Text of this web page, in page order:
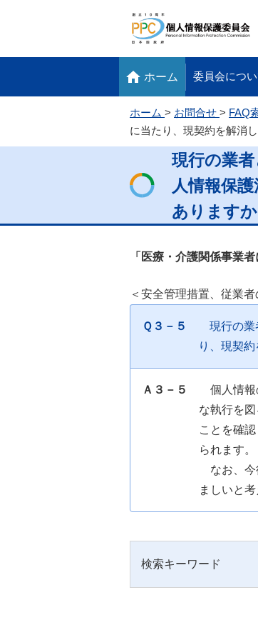
フッターへ移動します
ホーム 委員会につ
ホーム お問合せ FAQ
に当たり、現契約を解消
現行の業
人情報保
ありますか
「医療・介護関係事業
＜安全管理措置、従業
Ｑ３－５
現行の業
り、現契
Ａ３－５
個人情
な執行を
ことを確
られます。
なお、
ましいと考
検索キーワード